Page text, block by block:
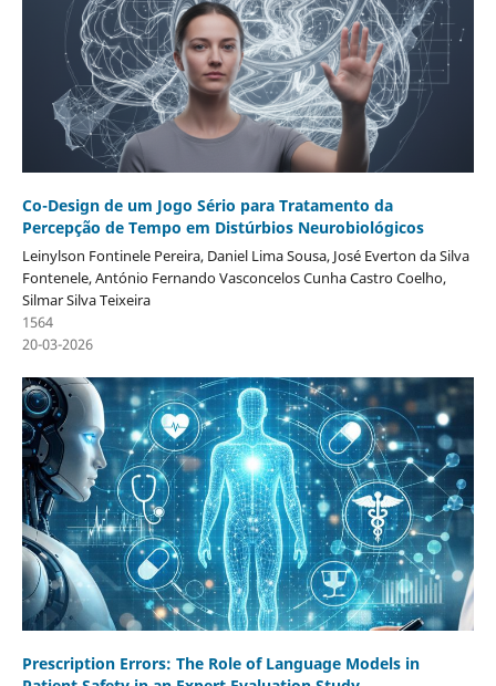
Co-Design de um Jogo Sério para Tratamento da
Percepção de Tempo em Distúrbios Neurobiológicos
Leinylson Fontinele Pereira, Daniel Lima Sousa, José Everton da Silva
Fontenele, António Fernando Vasconcelos Cunha Castro Coelho,
Silmar Silva Teixeira
1564
20-03-2026
Prescription Errors: The Role of Language Models in